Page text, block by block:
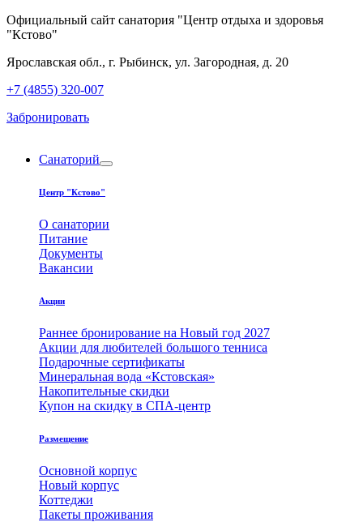
Официальный сайт санатория "Центр отдыха и здоровья
"Кстово"
Ярославская обл., г. Рыбинск, ул. Загородная, д. 20
+7 (4855) 320-007
Забронировать
Санаторий
expand
Центр "Кстово"
О санатории
Питание
Документы
Вакансии
Акции
Раннее бронирование на Новый год 2027
Акции для любителей большого тенниса
Подарочные сертификаты
Минеральная вода «Кстовская»
Накопительные скидки
Купон на скидку в СПА-центр
Размещение
Основной корпус
Новый корпус
Коттеджи
Пакеты проживания